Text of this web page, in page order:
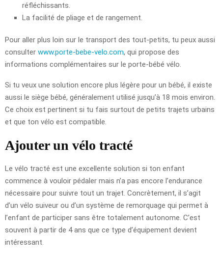
réfléchissants.
La facilité de pliage et de rangement.
Pour aller plus loin sur le transport des tout-petits, tu peux aussi
consulter www.porte-bebe-velo.com, qui propose des
informations complémentaires sur le porte-bébé vélo.
Si tu veux une solution encore plus légère pour un bébé, il existe
aussi le siège bébé, généralement utilisé jusqu’à 18 mois environ.
Ce choix est pertinent si tu fais surtout de petits trajets urbains
et que ton vélo est compatible.
Ajouter un vélo tracté
Le vélo tracté est une excellente solution si ton enfant
commence à vouloir pédaler mais n’a pas encore l’endurance
nécessaire pour suivre tout un trajet. Concrètement, il s’agit
d’un vélo suiveur ou d’un système de remorquage qui permet à
l’enfant de participer sans être totalement autonome. C’est
souvent à partir de 4 ans que ce type d’équipement devient
intéressant.